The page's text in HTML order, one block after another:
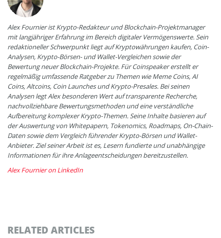
Alex Fournier ist Krypto-Redakteur und Blockchain-Projektmanager
mit langjähriger Erfahrung im Bereich digitaler Vermögenswerte. Sein
redaktioneller Schwerpunkt liegt auf Kryptowährungen kaufen, Coin-
Analysen, Krypto-Börsen- und Wallet-Vergleichen sowie der
Bewertung neuer Blockchain-Projekte. Für Coinspeaker erstellt er
regelmäßig umfassende Ratgeber zu Themen wie Meme Coins, AI
Coins, Altcoins, Coin Launches und Krypto-Presales. Bei seinen
Analysen legt Alex besonderen Wert auf transparente Recherche,
nachvollziehbare Bewertungsmethoden und eine verständliche
Aufbereitung komplexer Krypto-Themen. Seine Inhalte basieren auf
der Auswertung von Whitepapern, Tokenomics, Roadmaps, On-Chain-
Daten sowie dem Vergleich führender Krypto-Börsen und Wallet-
Anbieter. Ziel seiner Arbeit ist es, Lesern fundierte und unabhängige
Informationen für ihre Anlageentscheidungen bereitzustellen.
Alex Fournier on LinkedIn
RELATED ARTICLES